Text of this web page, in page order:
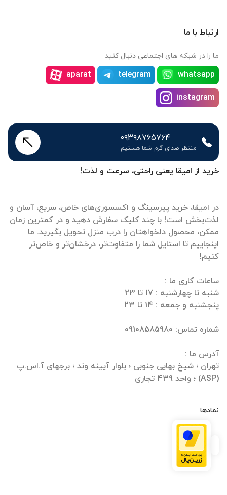
خرید از امیقا یعنی راحتی، سرعت و لذت!
در امیقا، خرید پیرسینگ و اکسسوری‌های خاص، سریع، آسان و
لذت‌بخش است! با چند کلیک سفارش دهید و در کمترین زمان
ممکن، محصول دلخواهتان را درب منزل تحویل بگیرید. ما
اینجاییم تا استایل شما را متفاوت‌تر، درخشان‌تر و خاص‌تر
تهران ؛ شیخ بهایی جنوبی ؛ بلوار آیینه وند ؛ برجهای آ.اس.پ
(ASP) ؛ واحد 439 تجاری
نمادها
ارتباط با ما
ما را در شبکه های اجتماعی دنبال کنید
whatsapp
telegram
aparat
instagram
۰۹۳۹۸۷۶۵۷۶۴
منتظر صدای گرم شما هستیم